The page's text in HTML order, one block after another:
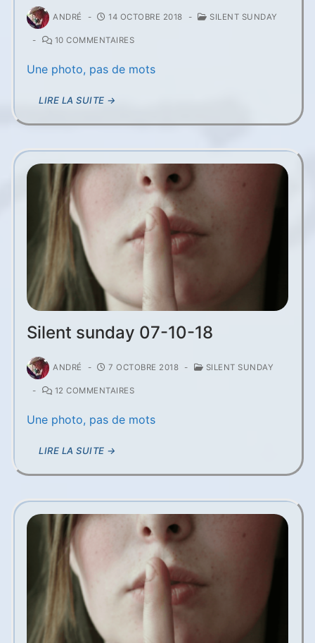
ANDRÉ - 14 OCTOBRE 2018 - SILENT SUNDAY
- 10 COMMENTAIRES
Une photo, pas de mots
LIRE LA SUITE →
Silent sunday 07-10-18
ANDRÉ - 7 OCTOBRE 2018 - SILENT SUNDAY
- 12 COMMENTAIRES
Une photo, pas de mots
LIRE LA SUITE →